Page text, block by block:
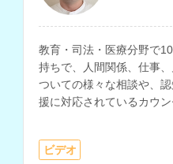
教育・司法・医療分野で
持ちで、人間関係、仕事
ついての様々な相談や、
援に対応されているカウ
ビデオ